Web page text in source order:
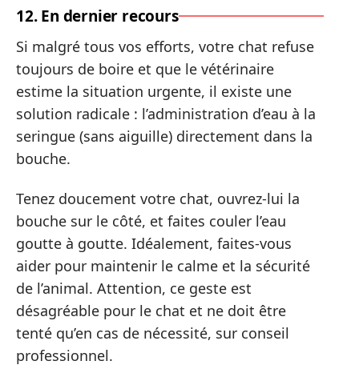
12. En dernier recours
Si malgré tous vos efforts, votre chat refuse
toujours de boire et que le vétérinaire
estime la situation urgente, il existe une
solution radicale : l’administration d’eau à la
seringue (sans aiguille) directement dans la
bouche.
Tenez doucement votre chat, ouvrez-lui la
bouche sur le côté, et faites couler l’eau
goutte à goutte. Idéalement, faites-vous
aider pour maintenir le calme et la sécurité
de l’animal. Attention, ce geste est
désagréable pour le chat et ne doit être
tenté qu’en cas de nécessité, sur conseil
professionnel.